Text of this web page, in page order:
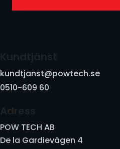
Övrigt
Kundtjänst
kundtjanst@powtech.se
0510-609 60
Adress
POW TECH AB
De la Gardievägen 4